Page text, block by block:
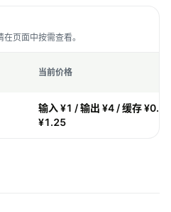
页面中按需查看。
当前价格
输入 ¥1 / 输出 ¥4 / 缓存 ¥0.1
¥1.25